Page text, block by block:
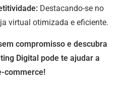
Destacando-se no
virtual otimizada e eficiente.
compromisso e descubra
Digital pode te ajudar a
commerce!